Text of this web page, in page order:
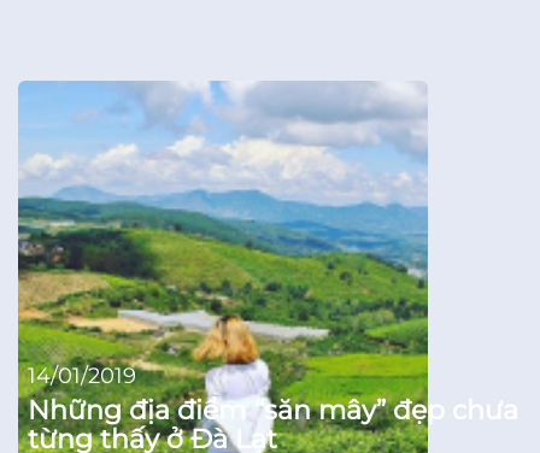
14/01/2019
Những địa điểm “săn mây” đẹp chưa
từng thấy ở Đà Lạt